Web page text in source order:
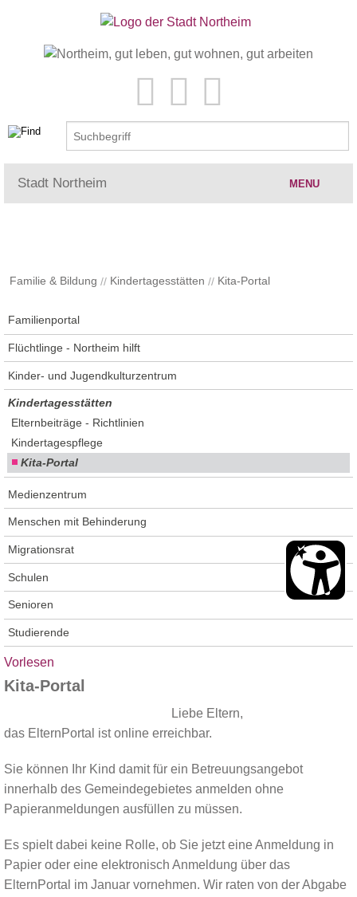
Stadt Northeim MENU
Wohnen & Freizeit
Wirtschaft, Bauen, Umwelt
Familie & Bildung Kindertagesstätten Kita-Portal
Familienportal
Flüchtlinge - Northeim hilft
Kinder- und Jugendkulturzentrum
Kindertagesstätten
Elternbeiträge - Richtlinien
Kindertagespflege
Kita-Portal
Medienzentrum
Menschen mit Behinderung
Migrationsrat
Schulen
Senioren
Studierende
Vorlesen
Kita-Portal
Liebe Eltern,
das ElternPortal ist online erreichbar.
Sie können Ihr Kind damit für ein Betreuungsangebot
innerhalb des Gemeindegebietes anmelden ohne
Papieranmeldungen ausfüllen zu müssen.
Es spielt dabei keine Rolle, ob Sie jetzt eine Anmeldung in
Papier oder eine elektronisch Anmeldung über das
ElternPortal im Januar vornehmen. Wir raten von der Abgabe